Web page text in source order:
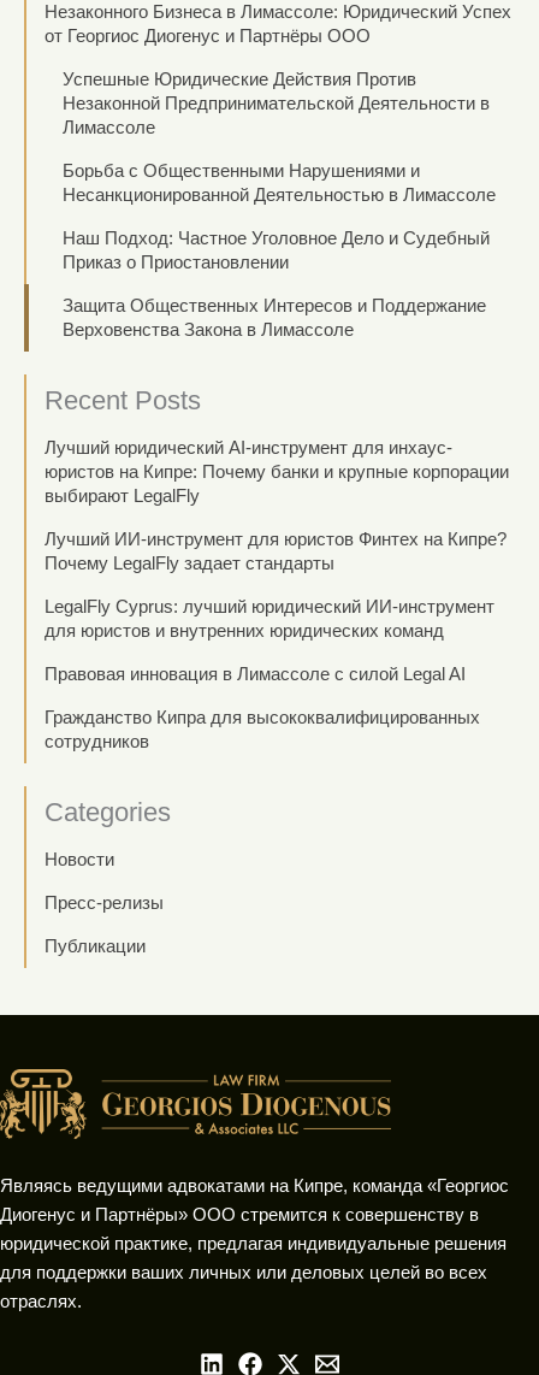
Незаконного Бизнеса в Лимассоле: Юридический Успех
от Георгиос Диогенус и Партнёры ООО
Успешные Юридические Действия Против
Незаконной Предпринимательской Деятельности в
Лимассоле
Борьба с Общественными Нарушениями и
Несанкционированной Деятельностью в Лимассоле
Наш Подход: Частное Уголовное Дело и Судебный
Приказ о Приостановлении
Защита Общественных Интересов и Поддержание
Верховенства Закона в Лимассоле
Recent Posts
Лучший юридический AI-инструмент для инхаус-
юристов на Кипре: Почему банки и крупные корпорации
выбирают LegalFly
Лучший ИИ-инструмент для юристов Финтех на Кипре?
Почему LegalFly задает стандарты
LegalFly Cyprus: лучший юридический ИИ-инструмент
для юристов и внутренних юридических команд
Правовая инновация в Лимассоле с силой Legal AI
Гражданство Кипра для высококвалифицированных
сотрудников
Categories
Новости
Пресс-релизы
Публикации
Являясь ведущими адвокатами на Кипре, команда «Георгиос
Диогенус и Партнёры» ООО стремится к совершенству в
юридической практике, предлагая индивидуальные решения
для поддержки ваших личных или деловых целей во всех
отраслях.